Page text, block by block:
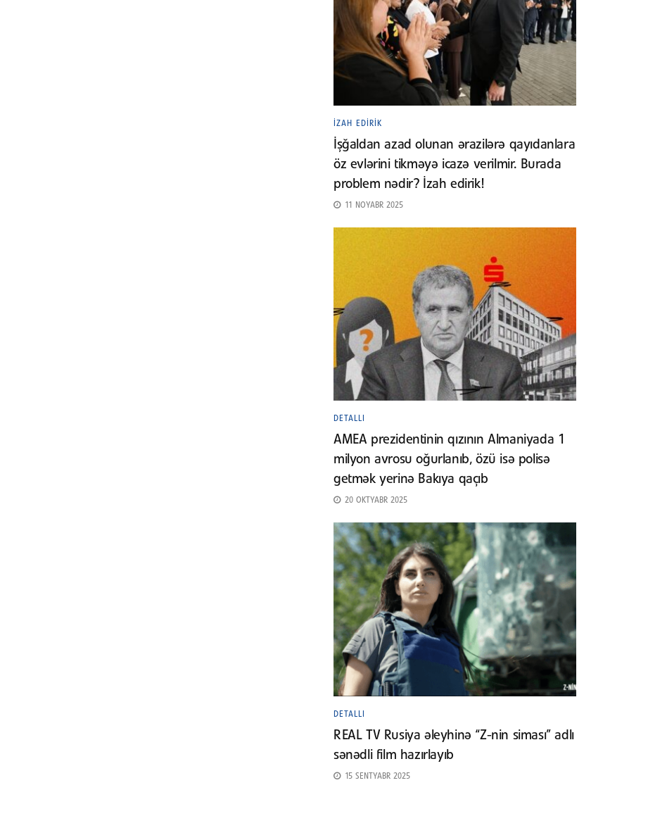
İZAH EDIRIK
İşğaldan azad olunan ərazilərə qayıdanlara
öz evlərini tikməyə icazə verilmir. Burada
problem nədir? İzah edirik!
11 NOYABR 2025
DETALLI
AMEA prezidentinin qızının Almaniyada 1
milyon avrosu oğurlanıb, özü isə polisə
getmək yerinə Bakıya qaçıb
20 OKTYABR 2025
DETALLI
REAL TV Rusiya əleyhinə “Z-nin siması” adlı
sənədli film hazırlayıb
15 SENTYABR 2025